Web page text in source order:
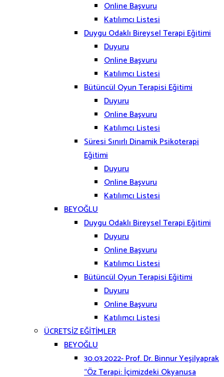
Online Başvuru
Katılımcı Listesi
Duygu Odaklı Bireysel Terapi Eğitimi
Duyuru
Online Başvuru
Katılımcı Listesi
Bütüncül Oyun Terapisi Eğitimi
Duyuru
Online Başvuru
Katılımcı Listesi
Süresi Sınırlı Dinamik Psikoterapi
Eğitimi
Duyuru
Online Başvuru
Katılımcı Listesi
BEYOĞLU
Duygu Odaklı Bireysel Terapi Eğitimi
Duyuru
Online Başvuru
Katılımcı Listesi
Bütüncül Oyun Terapisi Eğitimi
Duyuru
Online Başvuru
Katılımcı Listesi
ÜCRETSİZ EĞİTİMLER
BEYOĞLU
30.03.2022- Prof. Dr. Binnur Yeşilyaprak
“Öz Terapi: İçimizdeki Okyanusa